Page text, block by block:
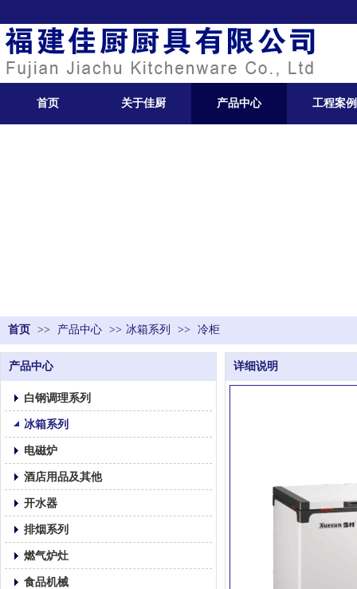
首页 关于佳厨 产品中心 工程案例
首页 >> 产品中心 >> 冰箱系列 >> 冷柜
产品中心
白钢调理系列
冰箱系列
电磁炉
酒店用品及其他
开水器
排烟系列
燃气炉灶
食品机械
详细说明